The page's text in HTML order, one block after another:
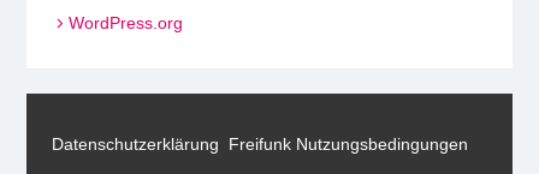
WordPress.org
Datenschutzerklärung Freifunk Nutzungsbedingungen